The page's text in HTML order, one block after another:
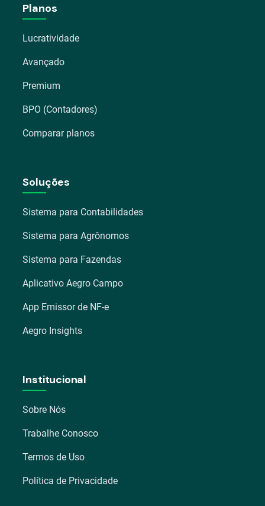
Planos
Lucratividade
Avançado
Premium
BPO (Contadores)
Comparar planos
Soluções
Sistema para Contabilidades
Sistema para Agrônomos
Sistema para Fazendas
Aplicativo Aegro Campo
App Emissor de NF-e
Aegro Insights
Institucional
Sobre Nós
Trabalhe Conosco
Termos de Uso
Política de Privacidade